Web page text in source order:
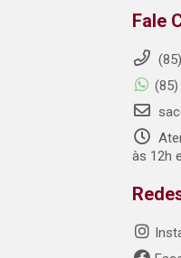
Fale
às 12h